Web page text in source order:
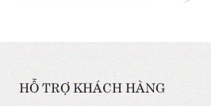
HỖ TRỢ KHÁCH HÀNG